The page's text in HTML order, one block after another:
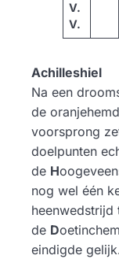
V.
V.
Achilleshiel
Na een
de
voorsprong
doelpunten
de H
nog wel één
heenwedstrijd
de D
eindigde